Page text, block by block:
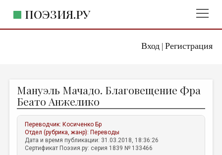
Вход| Регистрация
ПОЭЗИЯ.РУ
ЖАНРЫ
АВТОРЫ
КОММЕНТАРИИ
ЛИТСАЛОН
Мануэль Мачадо. Благовещение Фра
Беато Анжелико
Переводчик: Косиченко Бр
Отдел (рубрика, жанр): Переводы
Дата и время публикации: 31.03.2018, 18:36:26
Сертификат Поэзия.ру: серия 1839 № 133466